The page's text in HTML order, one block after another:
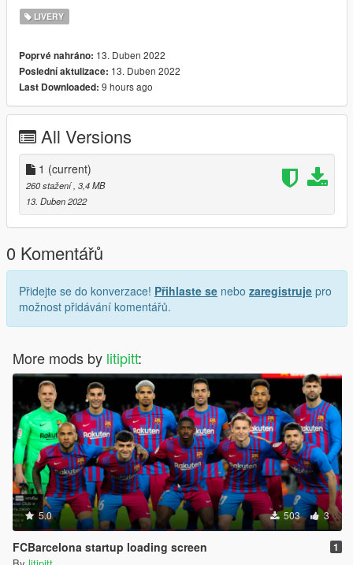
LIVERY
Poprvé nahráno: 13. Duben 2022
Poslední aktulizace: 13. Duben 2022
Last Downloaded: 9 hours ago
All Versions
1 (current)
260 stažení , 3,4 MB
13. Duben 2022
0 Komentářů
Přidejte se do konverzace! Přihlaste se nebo zaregistruje pro
možnost přidávání komentářů.
More mods by litipitt:
5.0 503 3
FCBarcelona startup loading screen 1